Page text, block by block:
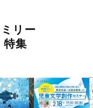
リー
特集